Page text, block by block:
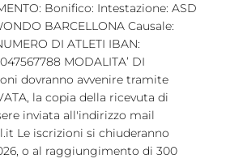
Bonifico: Intestazione: ASD
BARCELLONA Causale:
DI ATLETI IBAN:
MODALITA’ DI
dovranno avvenire tramite
la copia della ricevuta di
inviata all'indirizzo mail
Le iscrizioni si chiuderanno
o al raggiungimento di 300